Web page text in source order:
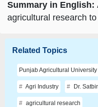
Summary in English:
agricultural research
Related Topics
Punjab Agricultural University
Agri Industry Dr.
agricultural research